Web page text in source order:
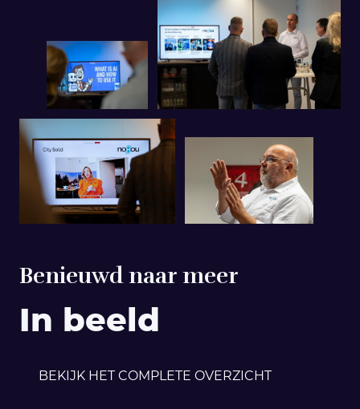
Benieuwd naar meer
In beeld
BEKIJK HET COMPLETE OVERZICHT